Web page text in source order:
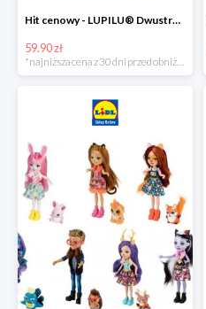
Hit cenowy - LUPILU® Dwustronna kurtka pikowana dziewczęca
59.90 zł
*najniższa cena z 30 dni przed obniżką